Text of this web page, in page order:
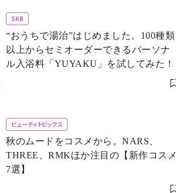
SKB
“おうちで湯治”はじめました。100種類
以上からセミオーダーできるパーソナ
ル入浴料「YUYAKU」を試してみた！
ビューティトピックス
秋のムードをコスメから。NARS、
THREE、RMKほか注目の【新作コスメ
7選】